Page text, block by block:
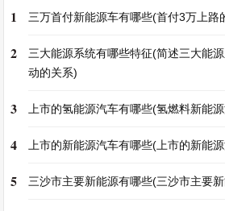
1 三万首付新能源车有哪些(首付3万上路
2
三大能源系统有哪些特征(简述三大能
动的关系)
3 上市的氢能源汽车有哪些(氢燃料新能
4 上市的新能源汽车有哪些(上市的新能
5 三沙市主要新能源有哪些(三沙市主要